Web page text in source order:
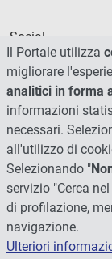
Social
Il Portale utilizza
migliorare
analitici in forma
informazioni
necessari.
all'utilizzo di
Selezionando "
servizio "Cerca
di profilazione,
navigazione.
Ulteriori